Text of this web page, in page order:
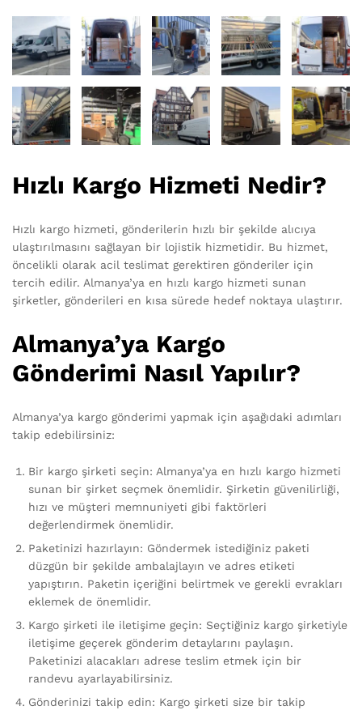
Hızlı Kargo Hizmeti Nedir?
Hızlı kargo hizmeti, gönderilerin hızlı bir şekilde alıcıya
ulaştırılmasını sağlayan bir lojistik hizmetidir. Bu hizmet,
öncelikli olarak acil teslimat gerektiren gönderiler için
tercih edilir. Almanya’ya en hızlı kargo hizmeti sunan
şirketler, gönderileri en kısa sürede hedef noktaya ulaştırır.
Almanya’ya Kargo
Gönderimi Nasıl Yapılır?
Almanya’ya kargo gönderimi yapmak için aşağıdaki adımları
takip edebilirsiniz:
Bir kargo şirketi seçin: Almanya’ya en hızlı kargo hizmeti
sunan bir şirket seçmek önemlidir. Şirketin güvenilirliği,
hızı ve müşteri memnuniyeti gibi faktörleri
değerlendirmek önemlidir.
Paketinizi hazırlayın: Göndermek istediğiniz paketi
düzgün bir şekilde ambalajlayın ve adres etiketi
yapıştırın. Paketin içeriğini belirtmek ve gerekli evrakları
eklemek de önemlidir.
Kargo şirketi ile iletişime geçin: Seçtiğiniz kargo şirketiyle
iletişime geçerek gönderim detaylarını paylaşın.
Paketinizi alacakları adrese teslim etmek için bir
randevu ayarlayabilirsiniz.
Gönderinizi takip edin: Kargo şirketi size bir takip